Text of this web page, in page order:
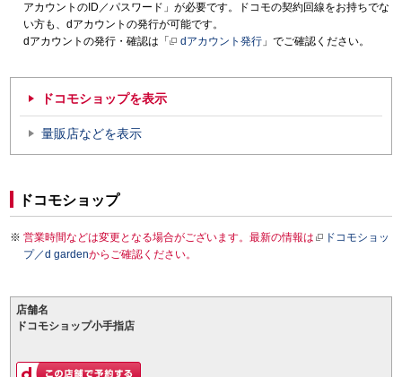
アカウントのID／パスワード」が必要です。ドコモの契約回線をお持ちでな
い方も、dアカウントの発行が可能です。
dアカウントの発行・確認は「
dアカウント発行 」でご確認ください。
ドコモショップを表示
量販店などを表示
ドコモショップ
営業時間などは変更となる場合がございます。最新の情報は
ドコモショッ
プ／d gardenからご確認ください。
店舗名
ドコモショップ小手指店